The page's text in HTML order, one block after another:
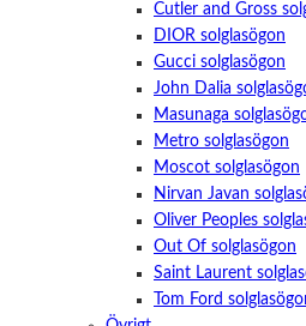
Cutler and Gross
DIOR solglasögon
Gucci solglasögon
John Dalia
Masunaga
Metro solglasögon
Moscot solglasögon
Nirvan Javan
Oliver Peoples
Out Of solglasögon
Saint Laurent
Tom Ford